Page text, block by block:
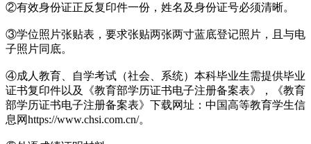
②有效身份证正反复印件一份，姓名及身份证号必须清晰。
③学位照片张贴表，要求张贴两张两寸蓝底登记照片，且与电
子照片同底。
④成人教育、自学考试（社会、系统）本科毕业生需提供毕业
证书复印件以及《教育部学历证书电子注册备案表》，《教育
部学历证书电子注册备案表》下载网址：中国高等教育学生信
息网https://www.chsi.com.cn/。